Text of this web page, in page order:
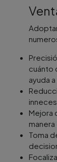
cuánto
ayuda
Mejora
Toma